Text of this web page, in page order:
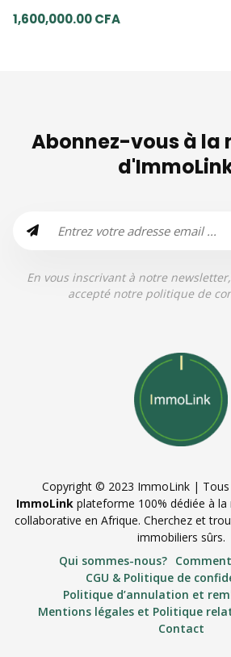
1,600,000.00 CFA
Abonnez-vous à la
En vous inscrivant à notre
accepté notre politique de
Copyright © 2023 ImmoLink |
ImmoLinkplateforme 100% dédiée à la
collaborative en Afrique. Cherchez et
immobiliers sûrs.
Qui sommes-nous?
CGU & Politique de
Politique d’annulation et
Mentions légales et Politique
Contact